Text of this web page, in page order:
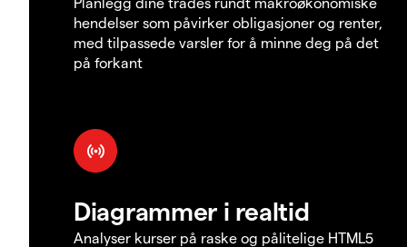
hendelser som påvirker obligasjoner og renter,
med tilpassede varsler for å minne deg på det
på forkant
Diagrammer i realtid
Analyser kurser på raske og pålitelige HTML5